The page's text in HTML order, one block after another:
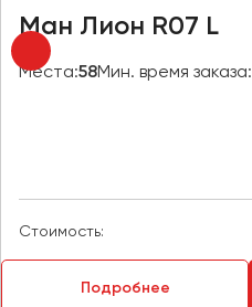
Ман Лион R07 L
Места:58Мин. время заказа:
Стоимость:
Подробнее
Хабаровск
Якутск